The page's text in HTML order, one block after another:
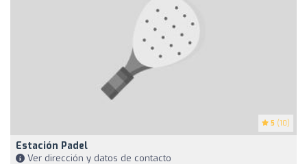
5 (10)
Estación Padel
Ver dirección y datos de contacto